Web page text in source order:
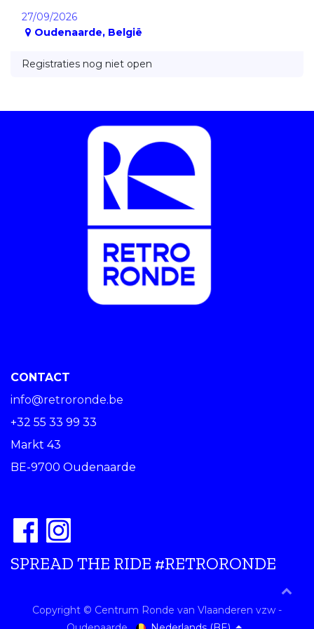
27/09/2026
Oudenaarde, België
Registraties nog niet open
CONTACT
info@retroronde.be
+32 55 33 99 33
Markt 43
BE-9700 Oudenaarde
SPREAD THE RIDE #RETRORONDE
Copyright © Centrum Ronde van Vlaanderen vzw -